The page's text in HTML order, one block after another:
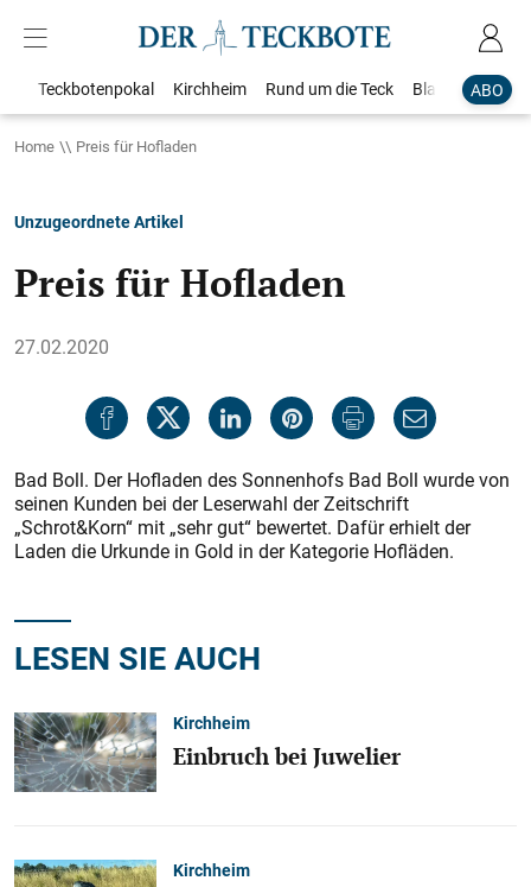
ABO
Teckbotenpokal Kirchheim Rund um die Teck Blaulicht
Home Preis für Hofladen
Unzugeordnete Artikel
Preis für Hofladen
27.02.2020
Bad Boll. Der Hofladen des Sonnenhofs Bad Boll wurde von
seinen Kunden bei der Leserwahl der Zeitschrift
„Schrot&Korn“ mit „sehr gut“ bewertet. Dafür erhielt der
Laden die Urkunde in Gold in der Kategorie Hofläden.
LESEN SIE AUCH
Kirchheim
Einbruch bei Juwelier
Kirchheim